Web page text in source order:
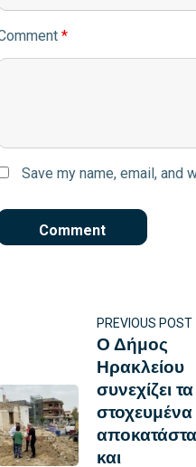
*
Save my name, email, and
PREVIOUS POST
Ο Δήμος
Ηρακλείου
συνεχίζει τα
και